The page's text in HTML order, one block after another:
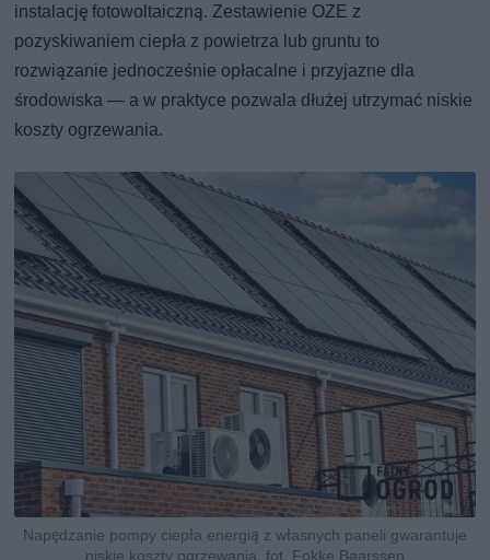
instalację fotowoltaiczną. Zestawienie OZE z
pozyskiwaniem ciepła z powietrza lub gruntu to
rozwiązanie jednocześnie opłacalne i przyjazne dla
środowiska — a w praktyce pozwala dłużej utrzymać niskie
koszty ogrzewania.
Napędzanie pompy ciepła energią z własnych paneli gwarantuje
niskie koszty ogrzewania, fot. Fokke Baarssen